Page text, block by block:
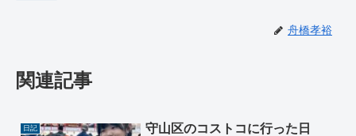
舟橋孝裕
関連記事
日記
守山区のコストコに行った日